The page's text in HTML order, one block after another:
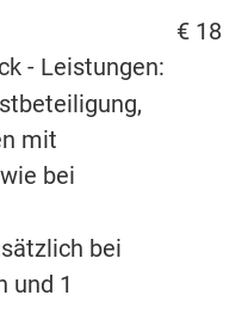
€ 18
- Leistungen:
mit
bei
bei
und 1